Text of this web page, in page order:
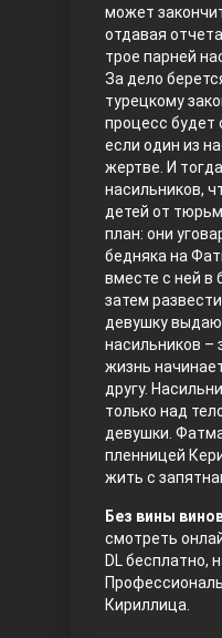
Любовь
Воскресший
может
отдавая
трое парней
За дело
турецкому
процесс будет
если один из
жертве. И
насильников,
детей от
план: они
бедняка на
вместе с ней в
затем
девушку
насильников –
жизнь
другу.
только над
девушки.
пленницей
жить с
Без вины
смотреть
DL бесплатно,
Кириллица.